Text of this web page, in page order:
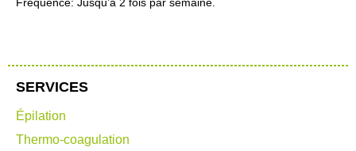
SERVICES
Épilation
Thermo-coagulation